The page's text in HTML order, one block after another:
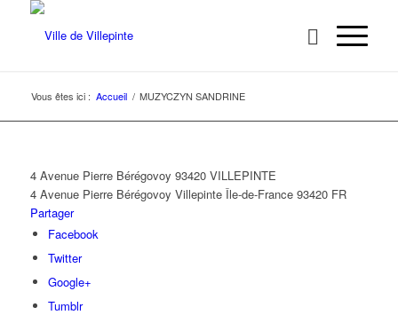
Vous êtes ici : Accueil / MUZYCZYN SANDRINE
4 Avenue Pierre Bérégovoy 93420 VILLEPINTE
4 Avenue Pierre Bérégovoy Villepinte Île-de-France 93420 FR
Partager
Facebook
Twitter
Google+
Tumblr